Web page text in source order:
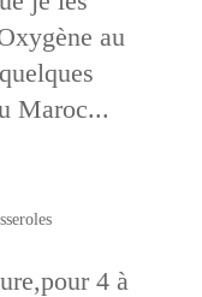
au
Maroc...
4 à